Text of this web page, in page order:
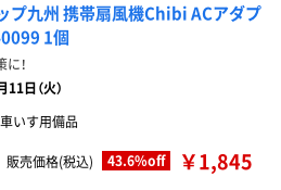
プ九州 携帯扇風機Chibi ACアダプ
1個
！
日（火）
車いす用備品
販売価格(税込) 43.6%off ￥1,845